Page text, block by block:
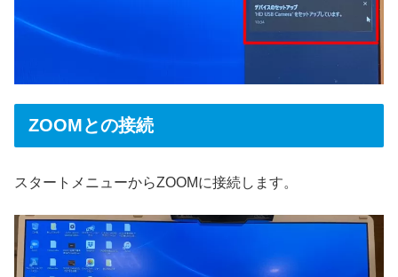
ZOOMとの接続
スタートメニューからZOOMに接続します。